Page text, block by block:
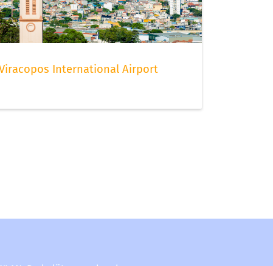
International Airport